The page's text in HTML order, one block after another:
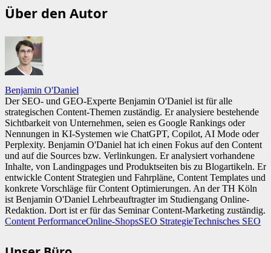
Über den Autor
Benjamin O'Daniel
Der SEO- und GEO-Experte Benjamin O'Daniel ist für alle
strategischen Content-Themen zuständig. Er analysiere bestehende
Sichtbarkeit von Unternehmen, seien es Google Rankings oder
Nennungen in KI-Systemen wie ChatGPT, Copilot, AI Mode oder
Perplexity. Benjamin O'Daniel hat ich einen Fokus auf den Content
und auf die Sources bzw. Verlinkungen. Er analysiert vorhandene
Inhalte, von Landingpages und Produktseiten bis zu Blogartikeln. Er
entwickle Content Strategien und Fahrpläne, Content Templates und
konkrete Vorschläge für Content Optimierungen. An der TH Köln
ist Benjamin O'Daniel Lehrbeauftragter im Studiengang Online-
Redaktion. Dort ist er für das Seminar Content-Marketing zuständig.
Content PerformanceOnline-ShopsSEO StrategieTechnisches SEO